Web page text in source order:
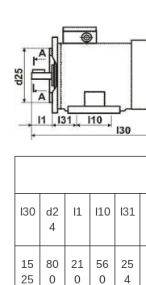
l30
d2
4
l1 l10 l31
15
25
80
0
21
0
56
0
25
4